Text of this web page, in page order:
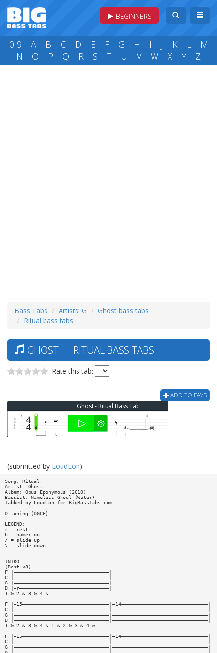
BEGINNERS
0-9 A B C D E F G H I J K L
M
N
O P Q R S T U V W X Y Z
Bass Tabs Artists: G
Ghost bass tabs
Ritual bass tabs
GHOST — RITUAL BASS TABS
Rate this tab:
ADD TO FAVS
Ghost - Ritual Bass Tab
(submitted by LoudLon)
Song: Ritual
Artist: Ghost
Album: Opus Eponymous (2010)
Bassist: Nameless Ghoul (Water)
Tabbed by LoudLon for BigBassTabs.com
D tuning (DGCF)
LEGEND:
r = rest
h = hamer on
/ = slide up
\ = slide down
INTRO:
(Rest x8)
F |—————————————————————————————————|
C |—————————————————————————————————|
G |—————————————————————————————————|
D |—r———————————————————————————————|
1 & 2 & 3 & 4 &
F |—15——————————————————————————————|—14——————————————————————————————|
C |—————————————————————————————————|—————————————————————————————————|
G |—————————————————————————————————|—————————————————————————————————|
D |—————————————————————————————————|—————————————————————————————————|
1 & 2 & 3 & 4 & 1 & 2 & 3 & 4 &
F |—15——————————————————————————————|—14——————————————————————————————|
C |—————————————————————————————————|—————————————————————————————————|
G |—————————————————————————————————|—————————————————————————————————|